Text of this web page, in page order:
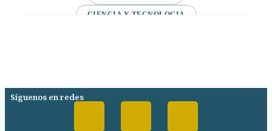
CIENCIA Y TECNOLOGIA
Síguenos en redes